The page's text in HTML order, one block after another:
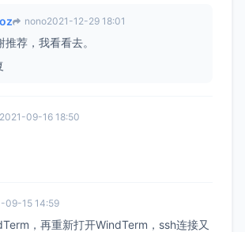
nono2021-12-29 18:01
推荐，我看看去。
2021-09-16 18:50
09-15 14:59
，再重新打开WindTerm，ssh连接又